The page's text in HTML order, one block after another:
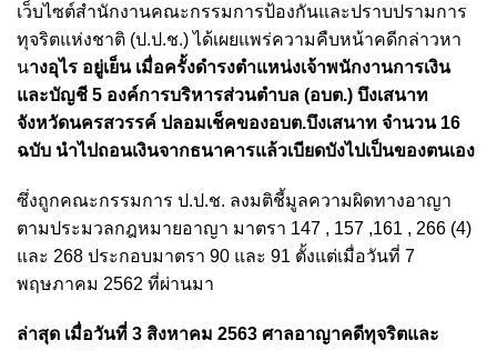
เว็บไซต์สำนักงานคณะกรรมการป้องกันและปราบปรามการ
ทุจริตแห่งชาติ (ป.ป.ช.) ได้เผยแพร่ความคืบหน้าคดีกล่าวหา
นางอุไร อยู่เย็น เมื่อครั้งดำรงตำแหน่งเจ้าพนักงานการเงิน
และบัญชี 5 องค์การบริหารส่วนตำบล (อบต.) บึงเสนาท
จังหวัดนครสวรรค์ ปลอมเช็คของอบต.บึงเสนาท จำนวน 16
ฉบับ นำไปถอนเงินจากธนาคารแล้วเบียดบังไปเป็นของตนเอง
ซึ่งถูกคณะกรรมการ ป.ป.ช. ลงมติชี้มูลความผิดทางอาญา
ตามประมวลกฎหมายอาญา มาตรา 147 , 157 ,161 , 266 (4)
และ 268 ประกอบมาตรา 90 และ 91 ตั้งแต่เมื่อวันที่ 7
พฤษภาคม 2562 ที่ผ่านมา
ล่าสุด เมื่อวันที่ 3 สิงหาคม 2563 ศาลอาญาคดีทุจริตและ